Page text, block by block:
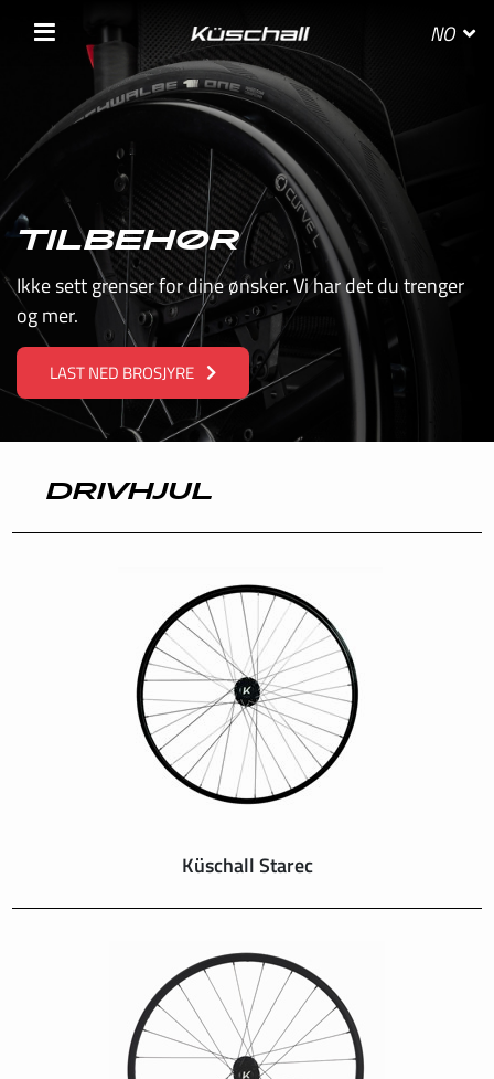
NO
TILBEHØR
Ikke sett grenser for dine ønsker. Vi har det du trenger
og mer.
LAST NED BROSJYRE
DRIVHJUL
Küschall Starec
VELG DITT LAND
BELGIE
BELGIQUE
DANMARK
DEUTSCHLAND
FRANCE
ITALY
NEDERLAND
NORWAY
SUISSE
SVIZZERA